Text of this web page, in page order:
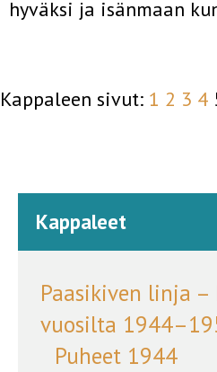
hyväksi ja isänmaan
Kappaleen sivut: 1 2 3 4
Kappaleet
Paasikiven linja –
vuosilta
Puheet 1944